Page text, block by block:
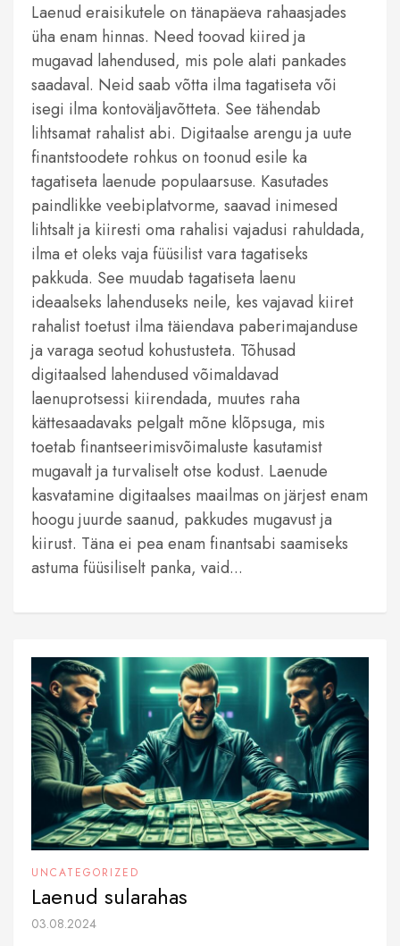
Laenud eraisikutele on tänapäeva rahaasjades
üha enam hinnas. Need toovad kiired ja
mugavad lahendused, mis pole alati pankades
saadaval. Neid saab võtta ilma tagatiseta või
isegi ilma kontoväljavõtteta. See tähendab
lihtsamat rahalist abi. Digitaalse arengu ja uute
finantstoodete rohkus on toonud esile ka
tagatiseta laenude populaarsuse. Kasutades
paindlikke veebiplatvorme, saavad inimesed
lihtsalt ja kiiresti oma rahalisi vajadusi rahuldada,
ilma et oleks vaja füüsilist vara tagatiseks
pakkuda. See muudab tagatiseta laenu
ideaalseks lahenduseks neile, kes vajavad kiiret
rahalist toetust ilma täiendava paberimajanduse
ja varaga seotud kohustusteta. Tõhusad
digitaalsed lahendused võimaldavad
laenuprotsessi kiirendada, muutes raha
kättesaadavaks pelgalt mõne klõpsuga, mis
toetab finantseerimisvõimaluste kasutamist
mugavalt ja turvaliselt otse kodust. Laenude
kasvatamine digitaalses maailmas on järjest enam
hoogu juurde saanud, pakkudes mugavust ja
kiirust. Täna ei pea enam finantsabi saamiseks
astuma füüsiliselt panka, vaid...
UNCATEGORIZED
Laenud sularahas
03.08.2024